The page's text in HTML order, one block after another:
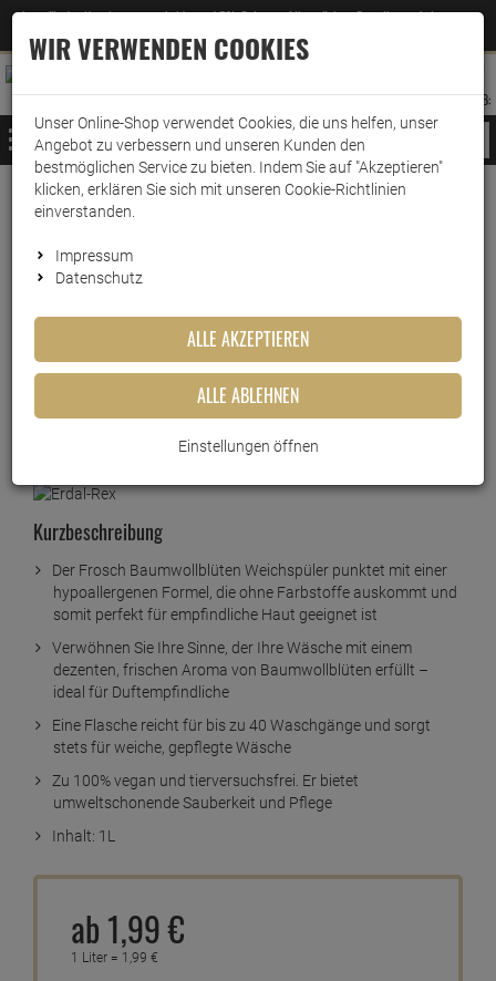
Jetzt für den Newsletter entscheiden und 5% Rabatt auf Ihre nächste Bestellung erhalten
–Zum Newsletter
ANMELDEN
AUFKLAPPEN
MERKZETTEL
WARENKORB:
MENÜ
Weiter einkaufen www.wark24.de Drogerie
Wäschepflege
Weichspüler
Frosch Baumwollblüten Weichspüler 1 Liter - Pfleg…
Frosch Baumwollblüten
Weichspüler 1 Liter - Pflegend
mit Baumwolle
Artikel-Nummer:
Kurzbeschreibung
Der Frosch Baumwollblüten Weichspüler punktet mit einer
hypoallergenen Formel, die ohne Farbstoffe auskommt und
somit perfekt für empfindliche Haut geeignet ist
Verwöhnen Sie Ihre Sinne, der Ihre Wäsche mit einem
dezenten, frischen Aroma von Baumwollblüten erfüllt –
ideal für Duftempfindliche
Eine Flasche reicht für bis zu 40 Waschgänge und sorgt
stets für weiche, gepflegte Wäsche
Zu 100% vegan und tierversuchsfrei. Er bietet
umweltschonende Sauberkeit und Pflege
Inhalt: 1L
ab 1,99€
1 Liter = 1,99 €
WIR VERWENDEN COOKIES
Unser Online-Shop verwendet Cookies, die uns helfen, unser
Angebot zu verbessern und unseren Kunden den
bestmöglichen Service zu bieten. Indem Sie auf "Akzeptieren"
klicken, erklären Sie sich mit unseren Cookie-Richtlinien
einverstanden.
Impressum
Datenschutz
ALLE AKZEPTIEREN
ALLE ABLEHNEN
Einstellungen öffnen